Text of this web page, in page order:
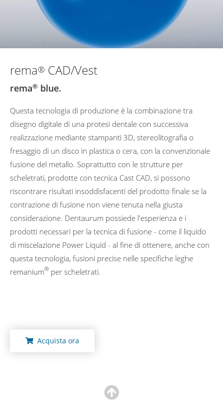
rema® CAD/Vest
rema® blue.
Questa tecnologia di produzione è la combinazione tra
disegno digitale di una protesi dentale con successiva
realizzazione mediante stampanti 3D, stereolitografia o
fresaggio di un disco in plastica o cera, con la convenzionale
fusione del metallo. Soprattutto con le strutture per
scheletrati, prodotte con tecnica Cast CAD, si possono
riscontrare risultati insoddisfacenti del prodotto finale se la
contrazione di fusione non viene tenuta nella giusta
considerazione. Dentaurum possiede l'esperienza e i
prodotti necessari per la tecnica di fusione - come il liquido
di miscelazione Power Liquid - al fine di ottenere, anche con
questa tecnologia, fusioni precise nelle specifiche leghe
remanium® per scheletrati.
Acquista ora